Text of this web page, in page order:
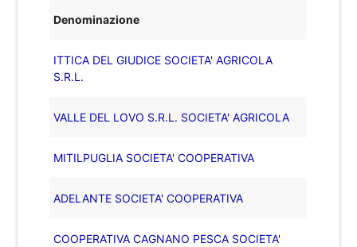
Denominazione
ITTICA DEL GIUDICE SOCIETA' AGRICOLA
S.R.L.
VALLE DEL LOVO S.R.L. SOCIETA' AGRICOLA
MITILPUGLIA SOCIETA' COOPERATIVA
ADELANTE SOCIETA' COOPERATIVA
COOPERATIVA CAGNANO PESCA SOCIETA'